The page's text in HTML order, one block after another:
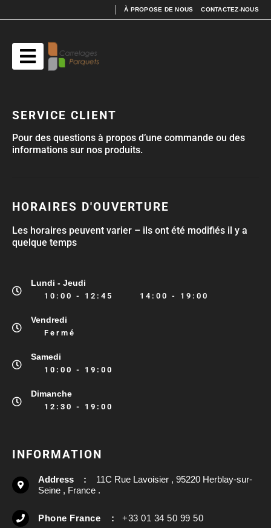
À PROPOSE DE NOUS CONTACTEZ-NOUS
SERVICE CLIENT
Pour des questions à propos d’une commande ou des
informations sur nos produits.
HORAIRES D'OUVERTURE
Les horaires peuvent varier – ils ont été modifiés il y a
quelque temps
Lundi - Jeudi
10:00 - 12:45 14:00 - 19:00
Vendredi
Fermé
Samedi
10:00 - 19:00
Dimanche
12:30 - 19:00
INFORMATION
Address : 11C Rue Lavoisier , 95220 Herblay-sur-
Seine , France .
Phone France : +33 01 34 50 99 50